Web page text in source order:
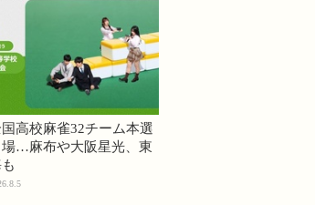
高校麻雀32チーム本選
場…麻布や大阪星光、東